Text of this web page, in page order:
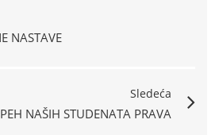
NASTAVE
Sledeća
NAŠIH STUDENATA PRAVA